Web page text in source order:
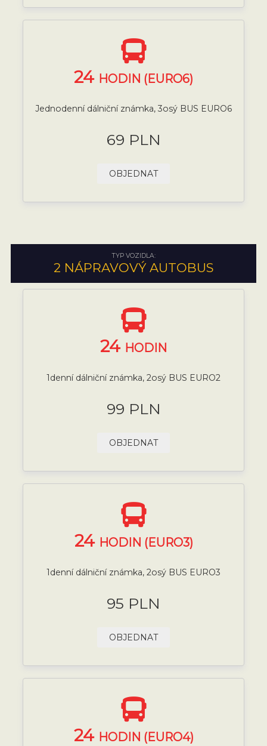
24 HODIN (EURO6)
Jednodenní dálniční známka, 3osý BUS EURO6
69 PLN
OBJEDNAT
TYP VOZIDLA:
2 NÁPRAVOVÝ AUTOBUS
24 HODIN
1denní dálniční známka, 2osý BUS EURO2
99 PLN
OBJEDNAT
24 HODIN (EURO3)
1denní dálniční známka, 2osý BUS EURO3
95 PLN
OBJEDNAT
24 HODIN (EURO4)